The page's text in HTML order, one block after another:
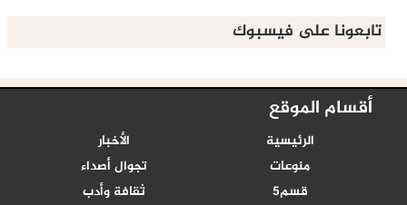
تابعونا على فيسبوك
أقسام الموقع
الرئيسية
الأخبار
منوعات
تجوال أصداء
قسم5
ثقافة وأدب